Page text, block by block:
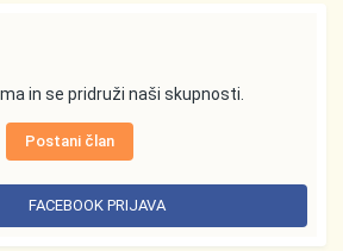
in se pridruži naši skupnosti.
Postani član
FACEBOOK PRIJAVA